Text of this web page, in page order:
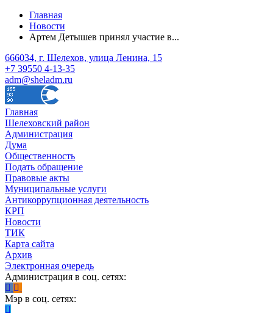
Главная
Новости
Артем Детышев принял участие в...
666034, г. Шелехов, улица Ленина, 15
+7 39550 4-13-35
adm@sheladm.ru
Главная
Шелеховский район
Администрация
Дума
Общественность
Подать обращение
Правовые акты
Муниципальные услуги
Антикоррупционная деятельность
КРП
Новости
ТИК
Карта сайта
Архив
Электронная очередь
Администрация в соц. сетях:
Мэр в соц. сетях: